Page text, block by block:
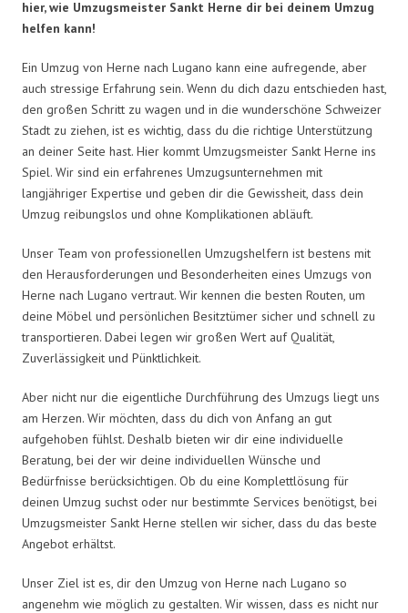
hier, wie Umzugsmeister Sankt Herne dir bei deinem Umzug
helfen kann!
Ein Umzug von Herne nach Lugano kann eine aufregende, aber
auch stressige Erfahrung sein. Wenn du dich dazu entschieden hast,
den großen Schritt zu wagen und in die wunderschöne Schweizer
Stadt zu ziehen, ist es wichtig, dass du die richtige Unterstützung
an deiner Seite hast. Hier kommt Umzugsmeister Sankt Herne ins
Spiel. Wir sind ein erfahrenes Umzugsunternehmen mit
langjähriger Expertise und geben dir die Gewissheit, dass dein
Umzug reibungslos und ohne Komplikationen abläuft.
Unser Team von professionellen Umzugshelfern ist bestens mit
den Herausforderungen und Besonderheiten eines Umzugs von
Herne nach Lugano vertraut. Wir kennen die besten Routen, um
deine Möbel und persönlichen Besitztümer sicher und schnell zu
transportieren. Dabei legen wir großen Wert auf Qualität,
Zuverlässigkeit und Pünktlichkeit.
Aber nicht nur die eigentliche Durchführung des Umzugs liegt uns
am Herzen. Wir möchten, dass du dich von Anfang an gut
aufgehoben fühlst. Deshalb bieten wir dir eine individuelle
Beratung, bei der wir deine individuellen Wünsche und
Bedürfnisse berücksichtigen. Ob du eine Komplettlösung für
deinen Umzug suchst oder nur bestimmte Services benötigst, bei
Umzugsmeister Sankt Herne stellen wir sicher, dass du das beste
Angebot erhältst.
Unser Ziel ist es, dir den Umzug von Herne nach Lugano so
angenehm wie möglich zu gestalten. Wir wissen, dass es nicht nur